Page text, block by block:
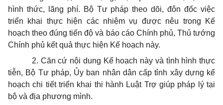
hình thức, lãng phí. Bộ Tư pháp theo dõi, đôn đốc việc
triển khai thực hiện các nhiệm vụ được nêu trong Kế
hoạch theo đúng tiến độ và báo cáo Chính phủ, Thủ tướng
Chính phủ kết quả thực hiện Kế hoạch này.
2. Căn cứ nội dung Kế hoạch này và tình hình thực
tiễn, Bộ Tư pháp, Ủy ban nhân dân cấp tỉnh xây dựng kế
hoạch chi tiết triển khai thi hành Luật Trợ giúp pháp lý tại
bộ và địa phương mình.